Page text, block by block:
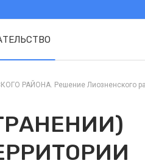
Решение Лиозненского